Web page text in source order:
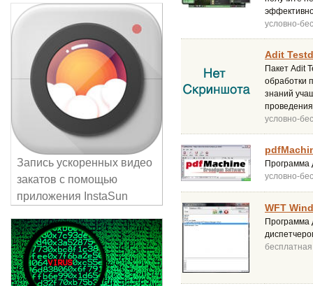
условно-
Adit
Пакет Adit
обработки
знаний
условно-
Программа
условно-
WFT
Программа
Запись ускоренных видео
закатов с помощью
приложения InstaSun